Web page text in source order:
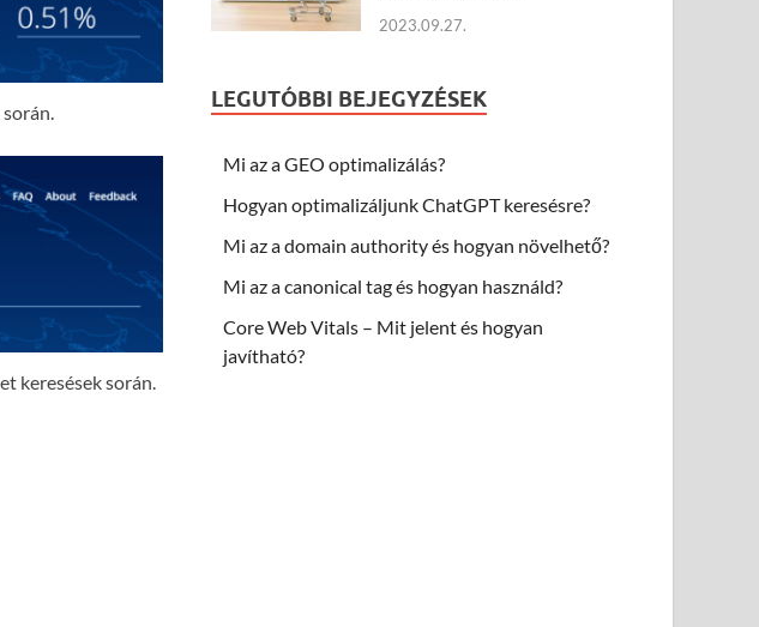
keresések során.
2023.09.27.
LEGUTÓBBI BEJEGYZÉSEK
Mi az a GEO optimalizálás?
Hogyan optimalizáljunk ChatGPT keresésre?
Mi az a domain authority és hogyan növelhető?
Mi az a canonical tag és hogyan használd?
Core Web Vitals – Mit jelent és hogyan
javítható?